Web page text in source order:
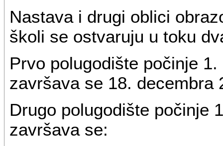
Nastava i drugi oblici
školi se ostvaruju u toku
Prvo polugodište počinje
završava se 18. decembra
Drugo polugodište počinje
završava se: